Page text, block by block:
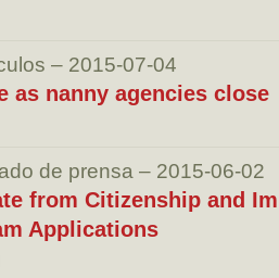
– 2015-07-04
as nanny agencies close
de prensa – 2015-06-02
from Citizenship and
Applications